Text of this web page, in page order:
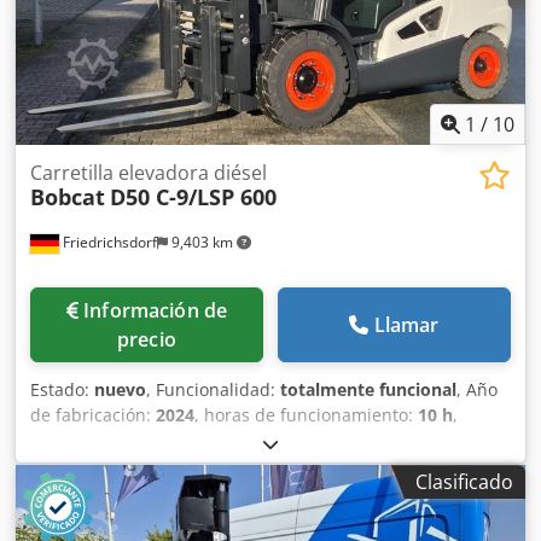
1 / 10
Friedrichsdorf 9,403 km
Carretilla elevadora diésel
Bobcat D50 C-9/LSP 600
Información de
precio
Llamar
Estado: nuevo, Funcionalidad: totalmente funcional, Año
de fabricación: 2024, horas de funcionamiento: 10 h,
5,000 kg, altura de elevación:
mm, ascensor libre:1,130 mm, tipo de combustible:
diésel, tipo de mástil:triple , altura de construcción:2,470
mm, potencia: 55 kW (74.78 CV), anchura del
Clasificado